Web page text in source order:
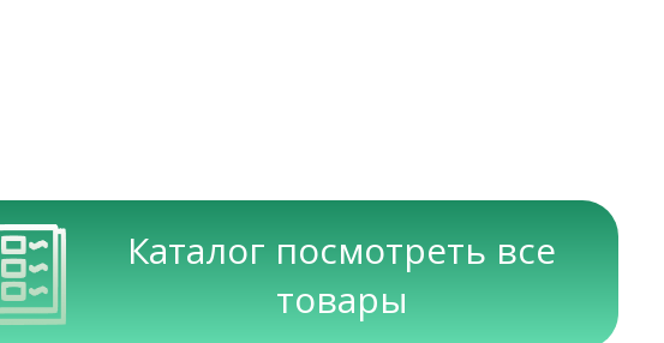
Каталог посмотреть все
товары